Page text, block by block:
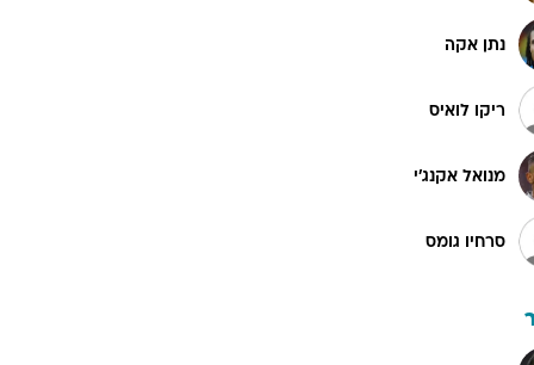
נתן אקה
ריקו לואיס
מנואל אקנג'י
סרחיו גומס